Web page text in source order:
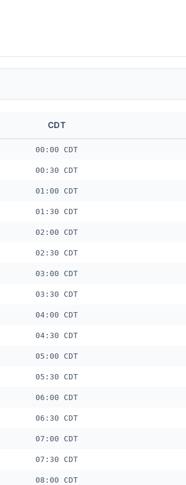
CDT
00:00 CDT
00:30 CDT
01:00 CDT
01:30 CDT
02:00 CDT
02:30 CDT
03:00 CDT
03:30 CDT
04:00 CDT
04:30 CDT
05:00 CDT
05:30 CDT
06:00 CDT
06:30 CDT
07:00 CDT
07:30 CDT
08:00 CDT